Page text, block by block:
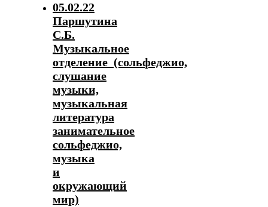
05.02.22
Паршутина
С.Б.
Музыкальное
отделение_(сольфеджио,
слушание
музыки,
музыкальная
литература
занимательное
сольфеджио,
музыка
и
окружающий
мир)